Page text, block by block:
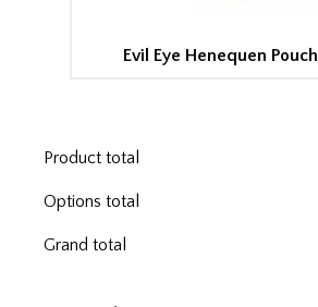
Evil Eye Henequen Pouch
Product total
Options total
Grand total